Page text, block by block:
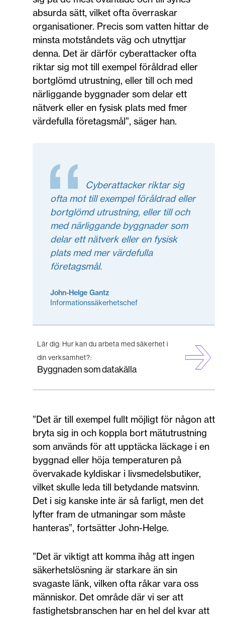
absurda sätt, vilket ofta överraskar
organisationer. Precis som vatten hittar de
minsta motståndets väg och utnyttjar
denna. Det är därför cyberattacker ofta
riktar sig mot till exempel föråldrad eller
bortglömd utrustning, eller till och med
närliggande byggnader som delar ett
nätverk eller en fysisk plats med fmer
värdefulla företagsmål”, säger han.
Cyberattacker riktar sig
ofta mot till exempel föråldrad eller
bortglömd utrustning, eller till och
med närliggande byggnader som
delar ett nätverk eller en fysisk
plats med mer värdefulla
företagsmål.
John-Helge Gantz
Informationssäkerhetschef
Lär dig: Hur kan du arbeta med säkerhet i
din verksamhet?:
Byggnaden som datakälla
”Det är till exempel fullt möjligt för någon att
bryta sig in och koppla bort mätutrustning
som används för att upptäcka läckage i en
byggnad eller höja temperaturen på
övervakade kyldiskar i livsmedelsbutiker,
vilket skulle leda till betydande matsvinn.
Det i sig kanske inte är så farligt, men det
lyfter fram de utmaningar som måste
hanteras”, fortsätter John-Helge.
”Det är viktigt att komma ihåg att ingen
säkerhetslösning är starkare än sin
svagaste länk, vilken ofta råkar vara oss
människor. Det område där vi ser att
fastighetsbranschen har en hel del kvar att